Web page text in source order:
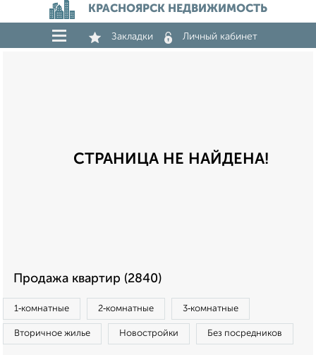
КРАСНОЯРСК НЕДВИЖИМОСТЬ
Закладки Личный кабинет
СТРАНИЦА НЕ НАЙДЕНА!
Продажа квартир (2840)
1‑комнатные 2‑комнатные 3‑комнатные
Вторичное жилье Новостройки Без посредников